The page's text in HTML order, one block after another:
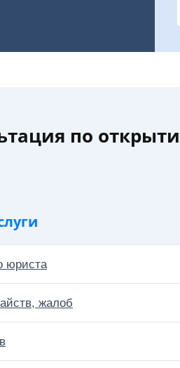
по
юриста
жалоб